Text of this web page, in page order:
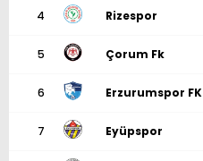
4 Rizespor
5 Çorum Fk
6 Erzurumspor FK
7 Eyüpspor